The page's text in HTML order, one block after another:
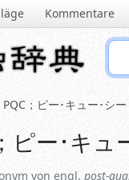
Kommentare
PQC ； ピー･キュー･シー
von engl. post-
； ピー･キュ
von engl. post-